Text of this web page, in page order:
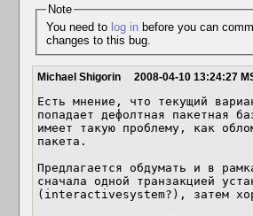
Note
You need to log inbefore you can comment on or make
changes to this bug.
Michael Shigorin 2008-04-10 13:24:27
Есть мнение, что текущий
попадает дефолтная пакетная
имеет такую проблему, как
пакета.
Предлагается обдумать и в
сначала одной транзакцией
(interactivesystem?), затем